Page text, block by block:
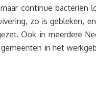
continue bacteriën
zo is gebleken,
Ook in meerdere
in het